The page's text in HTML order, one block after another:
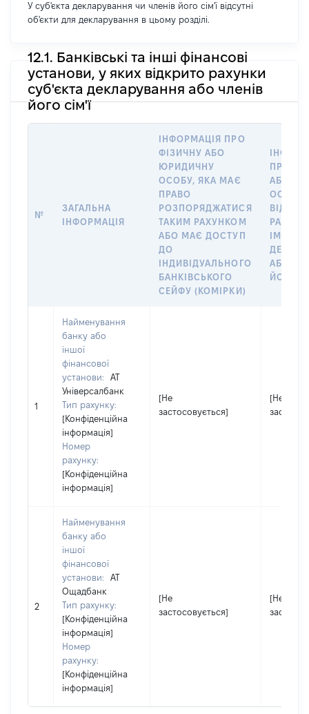
У суб'єкта декларування чи членів його сім'ї відсутні
об'єкти для декларування в цьому розділі.
12.1. Банківські та інші фінансові
установи, у яких відкрито рахунки
суб'єкта декларування або членів
його сім'ї
№
ЗАГАЛЬНА
ІНФОРМАЦІЯ
ІНФОРМАЦІЯ ПРО
ФІЗИЧНУ АБО
ЮРИДИЧНУ
ОСОБУ, ЯКА МАЄ
ПРАВО
РОЗПОРЯДЖАТИСЯ
ТАКИМ РАХУНКОМ
АБО МАЄ ДОСТУП
ДО
ІНДИВІДУАЛЬНОГО
БАНКІВСЬКОГО
СЕЙФУ (КОМІРКИ)
ПРО
АБО
ОСОБУ,
ІМ’Я
АБО
ЙОГО
1
Найменування
банку або
іншої
фінансової
установи:
АТ
Універсалбанк
Тип рахунку:
[Конфіденційна
інформація]
Номер
рахунку:
[Конфіденційна
інформація]
[Не
застосовується]
[Не
2
Найменування
банку або
іншої
фінансової
установи:
АТ
Ощадбанк
Тип рахунку:
[Конфіденційна
інформація]
Номер
рахунку:
[Конфіденційна
інформація]
[Не
застосовується]
[Не